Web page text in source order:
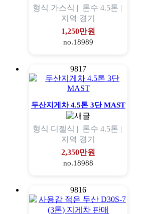
형식 가스식 | 톤수 4.5톤 |
지역 경기
1,250만원
no.18989
9817
두산지게차 4.5톤 3단 MAST
형식 디젤식 | 톤수 4.5톤 |
지역 경기
2,350만원
no.18988
9816